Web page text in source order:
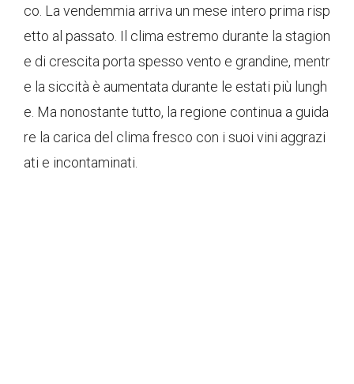
co. La vendemmia arriva un mese intero prima risp
etto al passato. Il clima estremo durante la stagion
e di crescita porta spesso vento e grandine, mentr
e la siccità è aumentata durante le estati più lungh
e. Ma nonostante tutto, la regione continua a guida
re la carica del clima fresco con i suoi vini aggrazi
ati e incontaminati.